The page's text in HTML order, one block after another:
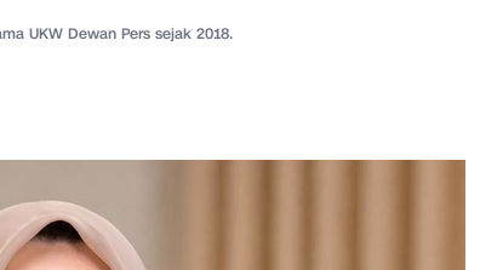
UKW Dewan Pers sejak 2018.